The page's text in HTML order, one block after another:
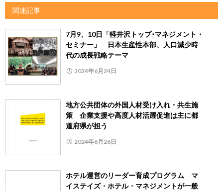
関連記事
7月9、10日「軽井沢トップ･マネジメント・
セミナー」 日本生産性本部、人口減少時
代の成長戦略テーマ
2024年6月24日
地方公共団体の外国人材受け入れ・共生施
策 企業支援や高度人材活躍促進は主に都
道府県が担う
2024年6月26日
ホテル運営のリーダー育成プログラム マ
イステイズ・ホテル・マネジメントが一般